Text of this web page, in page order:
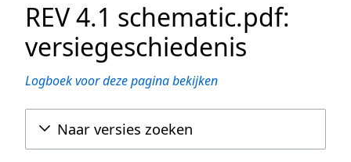
REV 4.1 schematic.pdf:
versiegeschiedenis
Logboek voor deze pagina bekijken
Naar versies zoeken